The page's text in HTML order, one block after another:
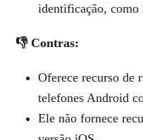
identificação, como
👎 Contras:
Oferece recurso de
telefones Android
Ele não fornece